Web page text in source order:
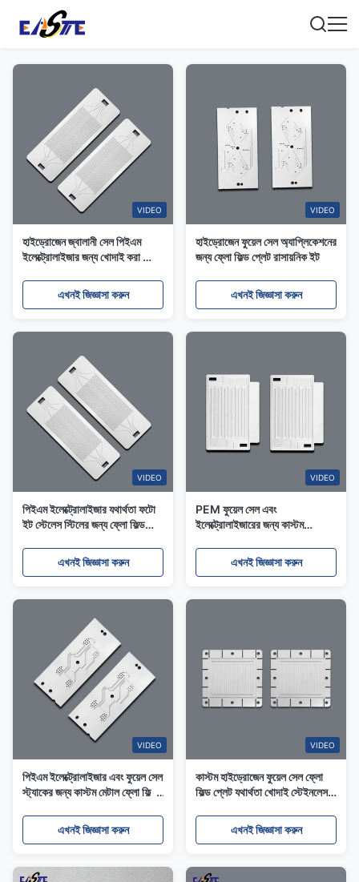
VIDEO
হাইড্রোজেন জ্বালানী সেল পিইএম
ইলেক্ট্রোলাইজার জন্য খোদাই করা ফ্লো
0.1 মিমি ফাইন ফ্লো চ্যানেল
এখনই জিজ্ঞাসা করুন
VIDEO
হাইড্রোজেন ফুয়েল সেল অ্যাপ্লিকেশনের
জন্য ফ্লো ফিল্ড প্লেট রাসায়নিক ইট
এখনই জিজ্ঞাসা করুন
VIDEO
পিইএম ইলেক্ট্রোলাইজার যথার্থতা ফটো
ইট স্টেলেস স্টিলের জন্য ফ্লো ফিল্ড
এখনই জিজ্ঞাসা করুন
VIDEO
PEM ফুয়েল সেল এবং
ইলেক্ট্রোলাইজারের জন্য কাস্টম
এখনই জিজ্ঞাসা করুন
VIDEO
পিইএম ইলেক্ট্রোলাইজার এবং ফুয়েল সেল
স্ট্যাকের জন্য কাস্টম মেটাল ফ্লো ফিল্ড
এখনই জিজ্ঞাসা করুন
VIDEO
কাস্টম হাইড্রোজেন ফুয়েল সেল ফ্লো
ফিল্ড প্লেট যথার্থতা খোদাই স্টেইনলেস
এখনই জিজ্ঞাসা করুন